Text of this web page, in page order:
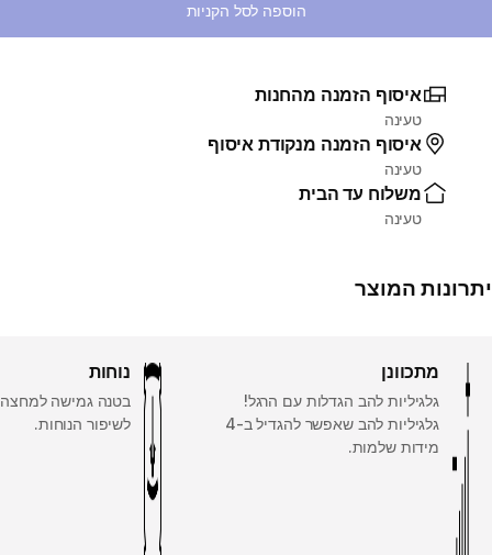
הוספה לסל הקניות
איסוף הזמנה מהחנות
טעינה
איסוף הזמנה מנקודת איסוף
טעינה
משלוח עד הבית
טעינה
יתרונות המוצר
מתכוונן
גלגיליות להב הגדלות עם הרגל!
גלגיליות להב שאפשר להגדיל ב-4
מידות שלמות.
נוחות
בטנה גמישה למחצה
לשיפור הנוחות.